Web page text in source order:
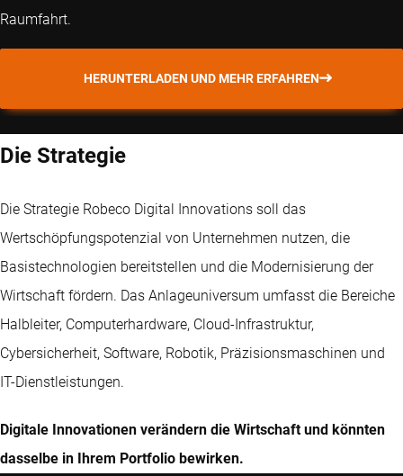
Raumfahrt.
HERUNTERLADEN UND MEHR ERFAHREN
Die Strategie
Die Strategie Robeco Digital Innovations soll das
Wertschöpfungspotenzial von Unternehmen nutzen, die
Basistechnologien bereitstellen und die Modernisierung der
Wirtschaft fördern. Das Anlageuniversum umfasst die Bereiche
Halbleiter, Computerhardware, Cloud-Infrastruktur,
Cybersicherheit, Software, Robotik, Präzisionsmaschinen und
IT-Dienstleistungen.
Digitale Innovationen verändern die Wirtschaft und könnten
dasselbe in Ihrem Portfolio bewirken.